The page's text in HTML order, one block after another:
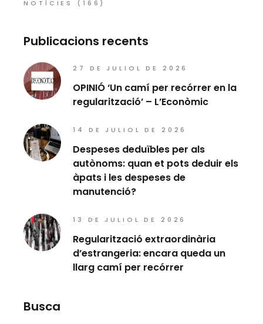
NOTÍCIES
(166)
Publicacions recents
27 DE JULIOL DE 2026
OPINIÓ ‘Un camí per recórrer en la
regularització’ – L’Econòmic
14 DE JULIOL DE 2026
Despeses deduïbles per als
autònoms: quan et pots deduir els
àpats i les despeses de
manutenció?
13 DE JULIOL DE 2026
Regularització extraordinària
d’estrangeria: encara queda un
llarg camí per recórrer
Busca